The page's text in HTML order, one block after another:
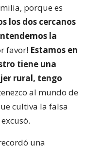
porque es
los dos cercanos
la
favor! Estamos en
tiene una
rural, tengo
al mundo de
cultiva la falsa
excusó.
una